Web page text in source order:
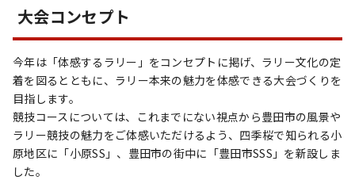
大会コンセプト
今年は「体感するラリー」をコンセプトに掲げ、ラリー文化の定
着を図るとともに、ラリー本来の魅力を体感できる大会づくりを
目指します。
競技コースについては、これまでにない視点から豊田市の風景や
ラリー競技の魅力をご体感いただけるよう、四季桜で知られる小
原地区に「小原SS」、豊田市の街中に「豊田市SSS」を新設しま
した。